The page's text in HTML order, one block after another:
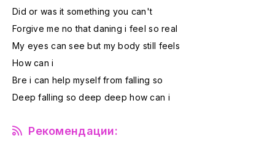
Did or was it something you can't
Forgive me no that daning i feel so real
My eyes can see but my body still feels
How can i
Bre i can help myself from falling so
Deep falling so deep deep how can i
Рекомендации: